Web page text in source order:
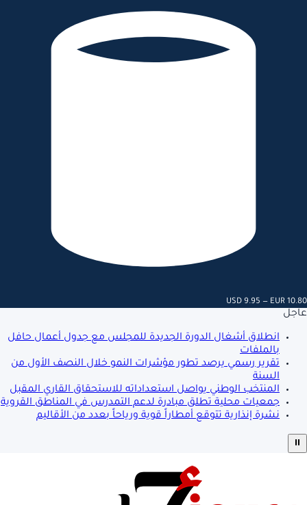
USD 9.95 — EUR 10.80
عاجل
انطلاق أشغال الدورة الجديدة للمجلس مع جدول أعمال حافل
بالملفات
تقرير رسمي يرصد تطور مؤشرات النمو خلال النصف الأول من
السنة
المنتخب الوطني يواصل استعداداته للاستحقاق القاري المقبل
جمعيات محلية تطلق مبادرة لدعم التمدرس في المناطق القروية
نشرة إنذارية تتوقع أمطاراً قوية ورياحاً بعدد من الأقاليم
⏸